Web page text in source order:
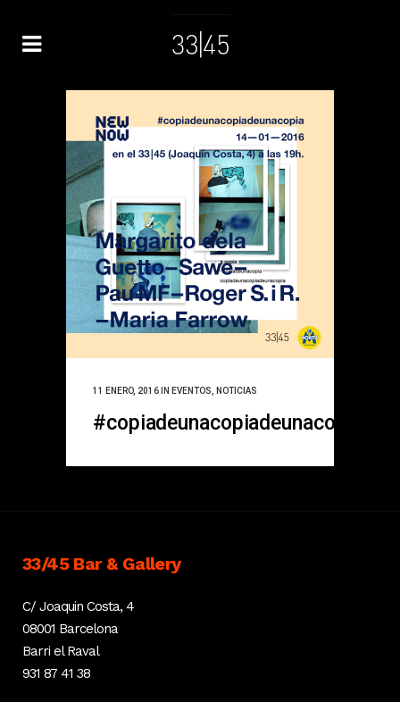
11 ENERO, 2016 IN EVENTOS NOTICIAS
#copiadeunacopiadeunacopia
33/45 Bar & Gallery
C/ Joaquin Costa, 4
08001 Barcelona
Barri el Raval
931 87 41 38